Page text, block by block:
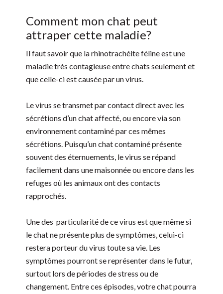
Comment mon chat peut
attraper cette maladie?
Il faut savoir que la rhinotrachéite féline est une
maladie très contagieuse entre chats seulement et
que celle-ci est causée par un virus.
Le virus se transmet par contact direct avec les
sécrétions d’un chat affecté, ou encore via son
environnement contaminé par ces mêmes
sécrétions. Puisqu’un chat contaminé présente
souvent des éternuements, le virus se répand
facilement dans une maisonnée ou encore dans les
refuges où les animaux ont des contacts
rapprochés.
Une des particularité de ce virus est que même si
le chat ne présente plus de symptômes, celui-ci
restera porteur du virus toute sa vie. Les
symptômes pourront se représenter dans le futur,
surtout lors de périodes de stress ou de
changement. Entre ces épisodes, votre chat pourra